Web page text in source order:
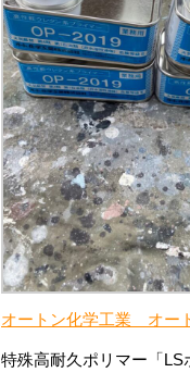
オートン化学工業 オー
特殊高耐久ポリマー「